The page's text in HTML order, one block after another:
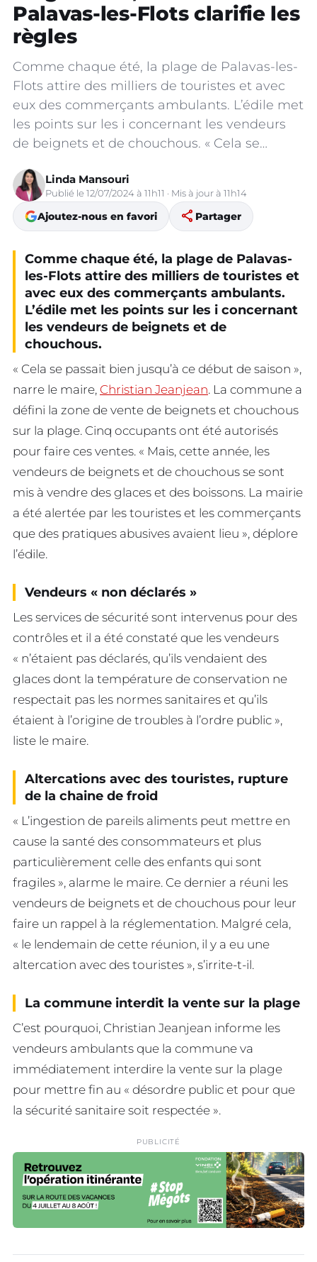
Palavas-les-Flots clarifie les
règles
Comme chaque été, la plage de Palavas-les-
Flots attire des milliers de touristes et avec
eux des commerçants ambulants. L’édile met
les points sur les i concernant les vendeurs
de beignets et de chouchous. « Cela se…
Linda Mansouri
Publié le 12/07/2024 à 11h11 · Mis à jour à 11h14
Ajoutez-nous en favori share Partager
Comme chaque été, la plage de Palavas-
les-Flots attire des milliers de touristes et
avec eux des commerçants ambulants.
L’édile met les points sur les i concernant
les vendeurs de beignets et de
chouchous.
« Cela se passait bien jusqu’à ce début de saison »,
narre le maire, Christian Jeanjean. La commune a
défini la zone de vente de beignets et chouchous
sur la plage. Cinq occupants ont été autorisés
pour faire ces ventes. « Mais, cette année, les
vendeurs de beignets et de chouchous se sont
mis à vendre des glaces et des boissons. La mairie
a été alertée par les touristes et les commerçants
que des pratiques abusives avaient lieu », déplore
l’édile.
Vendeurs « non déclarés »
Les services de sécurité sont intervenus pour des
contrôles et il a été constaté que les vendeurs
« n’étaient pas déclarés, qu’ils vendaient des
glaces dont la température de conservation ne
respectait pas les normes sanitaires et qu’ils
étaient à l’origine de troubles à l’ordre public »,
liste le maire.
Altercations avec des touristes, rupture
de la chaine de froid
« L’ingestion de pareils aliments peut mettre en
cause la santé des consommateurs et plus
particulièrement celle des enfants qui sont
fragiles », alarme le maire. Ce dernier a réuni les
vendeurs de beignets et de chouchous pour leur
faire un rappel à la réglementation. Malgré cela,
« le lendemain de cette réunion, il y a eu une
altercation avec des touristes », s’irrite-t-il.
La commune interdit la vente sur la plage
C’est pourquoi, Christian Jeanjean informe les
vendeurs ambulants que la commune va
immédiatement interdire la vente sur la plage
pour mettre fin au « désordre public et pour que
la sécurité sanitaire soit respectée ».
PUBLICITÉ